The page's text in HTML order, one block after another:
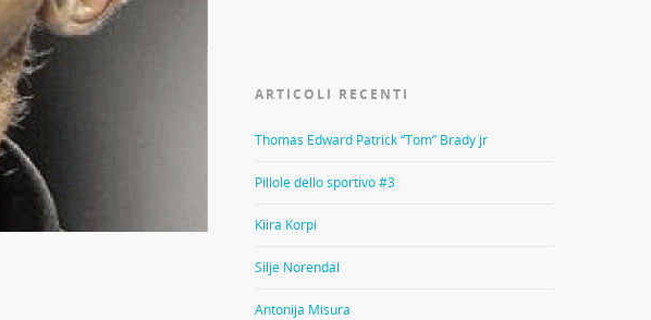
ARTICOLI RECENTI
Thomas Edward Patrick “Tom” Brady jr
Pillole dello sportivo #3
Kiira Korpi
Silje Norendal
Antonija Misura